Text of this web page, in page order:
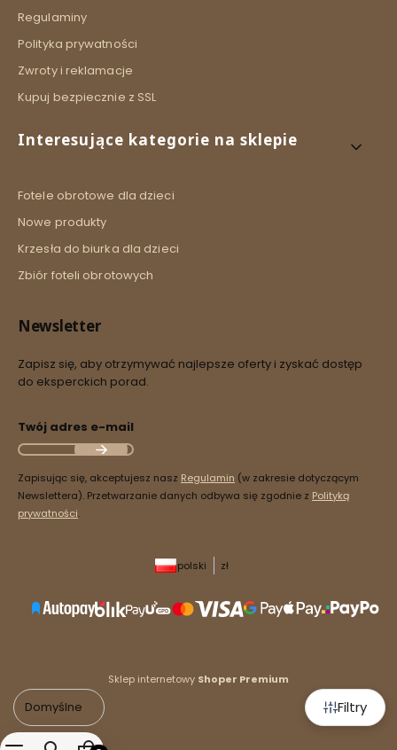
Filtry
Domyślne
Regulaminy
Polityka prywatności
Zwroty i reklamacje
Kupuj bezpiecznie z SSL
Interesujące kategorie na sklepie
Fotele obrotowe dla dzieci
Nowe produkty
Krzesła do biurka dla dzieci
Zbiór foteli obrotowych
Newsletter
Zapisz się, aby otrzymywać najlepsze oferty i zyskać dostęp
do eksperckich porad.
Twój adres e-mail
Zapisując się, akceptujesz nasz Regulamin (w zakresie dotyczącym
Newslettera). Przetwarzanie danych odbywa się zgodnie z Polityką
prywatności.
polski zł
Sklep internetowy Shoper Premium